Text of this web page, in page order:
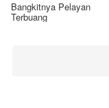
Bangkitnya Pelayan
Terbuang